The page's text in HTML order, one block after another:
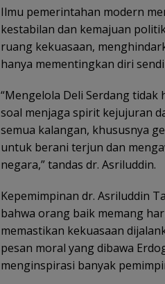
Ilmu pemerintahan modern
kestabilan dan kemajuan
ruang kekuasaan,
hanya mementingkan diri
“Mengelola Deli Serdang
soal menjaga spirit kejujuran
semua kalangan, khususnya
untuk berani terjun dan
negara,” tandas dr. Asriluddin.
Kepemimpinan dr. Asriluddin
bahwa orang baik memang
memastikan kekuasaan
pesan moral yang dibawa
menginspirasi banyak